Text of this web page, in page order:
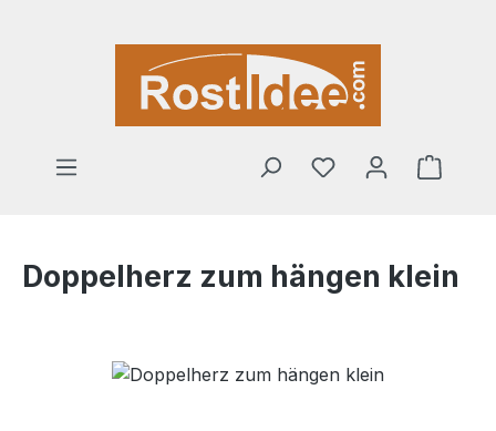
Doppelherz zum hängen klein
Bildergalerie überspringen